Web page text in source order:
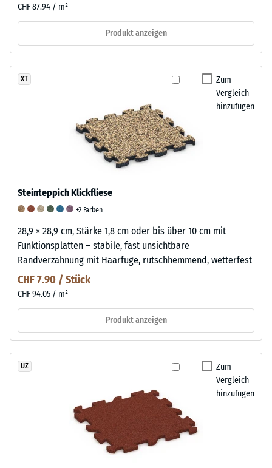
CHF 87.94 / m²
Produkt anzeigen
Zum
Vergleich
hinzufügen
XT
Steinteppich Klickfliese
+2 Farben
28,9 × 28,9 cm, Stärke 1,8 cm oder bis über 10 cm mit
Funktionsplatten – stabile, fast unsichtbare
Randverzahnung mit Haarfuge, rutschhemmend, wetterfest
CHF 7.90 / Stück
CHF 94.05 / m²
Produkt anzeigen
Zum
Vergleich
hinzufügen
UZ